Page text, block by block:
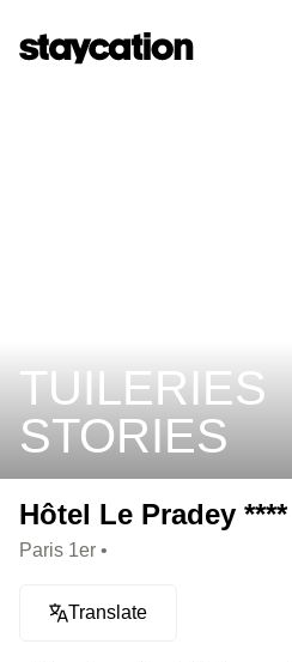
TUILERIES
STORIES
Hôtel Le Pradey ****
Paris 1er •
Translate